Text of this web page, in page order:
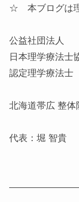
☆ 本ブログは
公益社団法人
日本理学療法士
認定理学療法士
北海道帯広 整
代表：堀 智貴